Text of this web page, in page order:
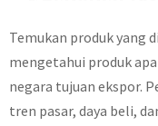
Temukan produk yang
mengetahui produk
negara tujuan ekspor.
tren pasar, daya beli,